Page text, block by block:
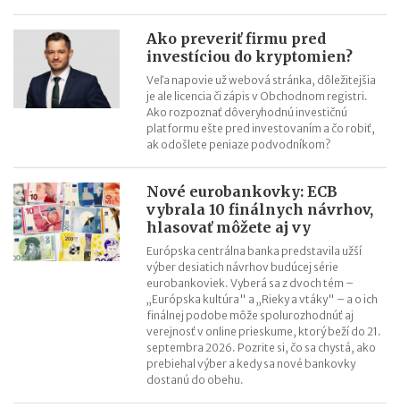
Invest Europe vidí potenciál v investíciách do infraštruktúry
TOP 10 svetových startupov
Podnikateľskí anjeli investovali v roku 2015 v rámci Európy viac
než 6 miliárd eur
Ako preveriť firmu pred
investíciou do kryptomien?
Veľa napovie už webová stránka, dôležitejšia
je ale licencia či zápis v Obchodnom registri.
Ako rozpoznať dôveryhodnú investičnú
platformu ešte pred investovaním a čo robiť,
ak odošlete peniaze podvodníkom?
Nové eurobankovky: ECB
vybrala 10 finálnych návrhov,
hlasovať môžete aj vy
Európska centrálna banka predstavila užší
výber desiatich návrhov budúcej série
eurobankoviek. Vyberá sa z dvoch tém –
„Európska kultúra" a „Rieky a vtáky" – a o ich
finálnej podobe môže spolurozhodnúť aj
verejnosť v online prieskume, ktorý beží do 21.
septembra 2026. Pozrite si, čo sa chystá, ako
prebiehal výber a kedy sa nové bankovky
dostanú do obehu.